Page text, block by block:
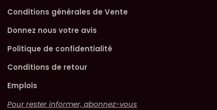
Conditions générales de Vente
Donnez nous votre avis
Politique de confidentialité
Conditions de retour
Emplois
Pour rester informer, abonnez-vous